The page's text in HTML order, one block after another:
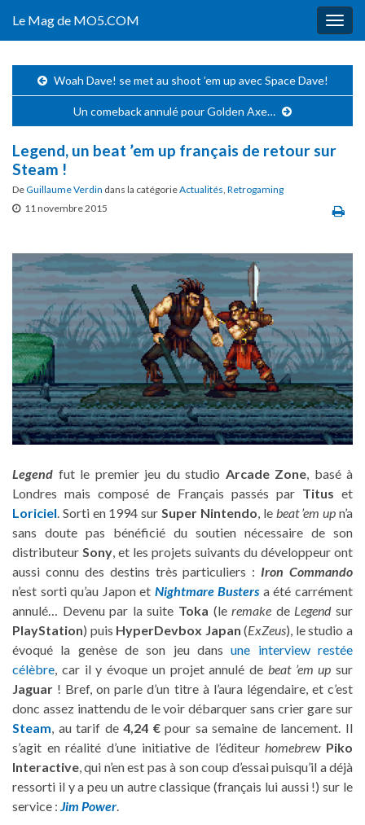
Le Mag de MO5.COM
Woah Dave! se met au shoot ’em up avec Space Dave!
Un comeback annulé pour Golden Axe…
Legend, un beat ’em up français de retour sur
Steam !
DeGuillaume Verdin dans la catégorieActualités, Retrogaming
11 novembre 2015
Legend fut le premier jeu du studio Arcade Zone, basé à
Londres mais composé de Français passés par Titus et
Loriciel. Sorti en 1994 surSuper Nintendo, le beat ’em up n’a
sans doute pas bénéficié du soutien nécessaire de son
distributeur Sony, et les projets suivants du développeur ont
aussi connu des destins très particuliers : Iron Commando
n’est sorti qu’au Japon et Nightmare Busters a été carrément
annulé… Devenu par la suite Toka (leremake de Legendsur
PlayStation) puis HyperDevbox Japan (ExZeus), le studio a
évoqué la genèse de son jeu dansune interview restée
célèbre, car il y évoque un projet annulé de beat ’em up sur
Jaguar ! Bref, on parle d’un titre à l’aura légendaire, et c’est
donc assez inattendu de le voir débarquer sans crier gare sur
Steam, au tarif de4,24 €pour sa semaine de lancement. Il
s’agit en réalité d’une initiative de l’éditeurhomebrew Piko
Interactive, qui n’en est pas à son coup d’essai puisqu’il a déjà
ressorti il y a peu un autre classique (français lui aussi !) sur le
service : Jim Power.